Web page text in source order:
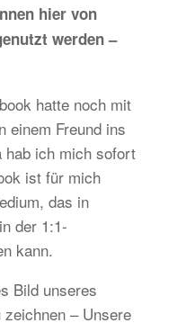
hier von
werden –
hatte noch mit
einem Freund ins
hab ich mich sofort
ist für mich
das in
der 1:1-
kann.
Bild unseres
– Unsere